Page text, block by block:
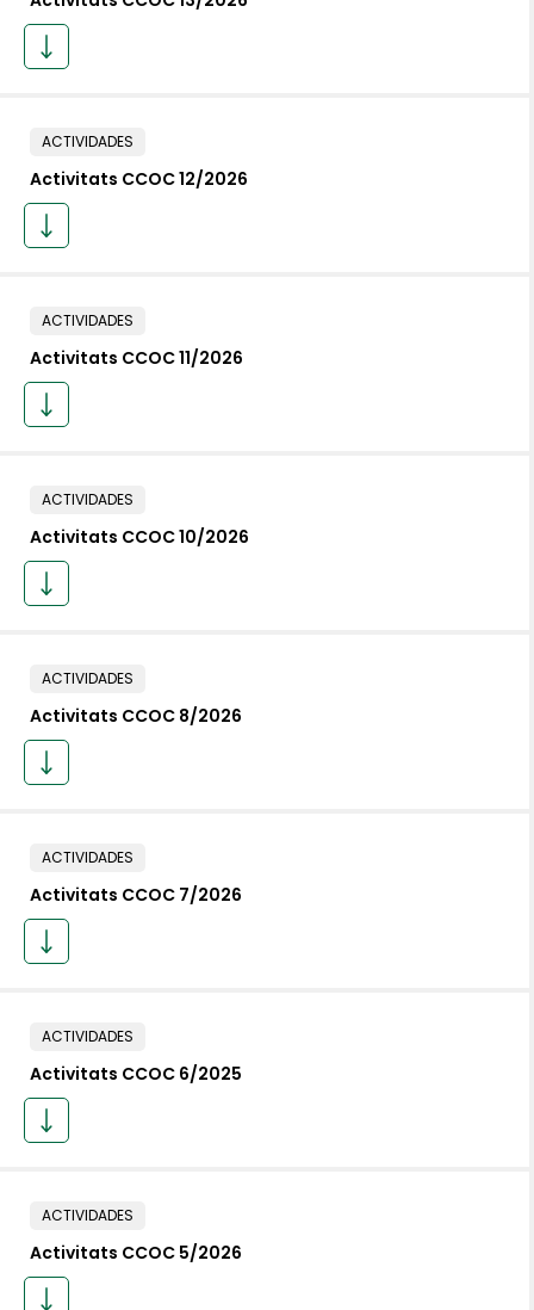
ACTIVIDADES
Activitats CCOC 12/2026
ACTIVIDADES
Activitats CCOC 11/2026
ACTIVIDADES
Activitats CCOC 10/2026
ACTIVIDADES
Activitats CCOC 8/2026
ACTIVIDADES
Activitats CCOC 7/2026
ACTIVIDADES
Activitats CCOC 6/2025
ACTIVIDADES
Activitats CCOC 5/2026